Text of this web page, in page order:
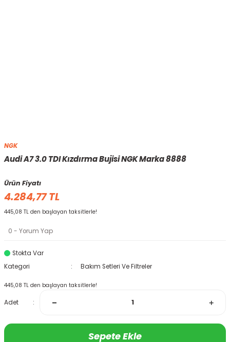
NGK
Audi A7 3.0 TDI Kızdırma Bujisi NGK Marka 8888
Ürün Fiyatı
4.284,77 TL
445,08 TL den başlayan taksitlerle!
0 - Yorum Yap
Stokta Var
Kategori
Bakım Setleri Ve Filtreler
445,08 TL den başlayan taksitlerle!
Adet
Sepete Ekle